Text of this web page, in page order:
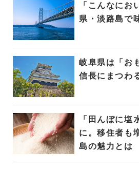
「こんなにお
県・淡路島で
岐阜県は「お
信長にまつわ
「田んぼに塩
に。移住者も
島の魅力とは